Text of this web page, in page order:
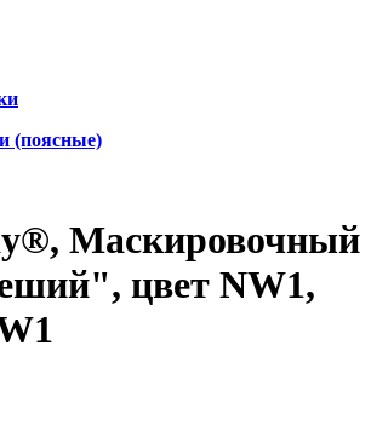
(поясные)
Маскировочный
цвет NW1,